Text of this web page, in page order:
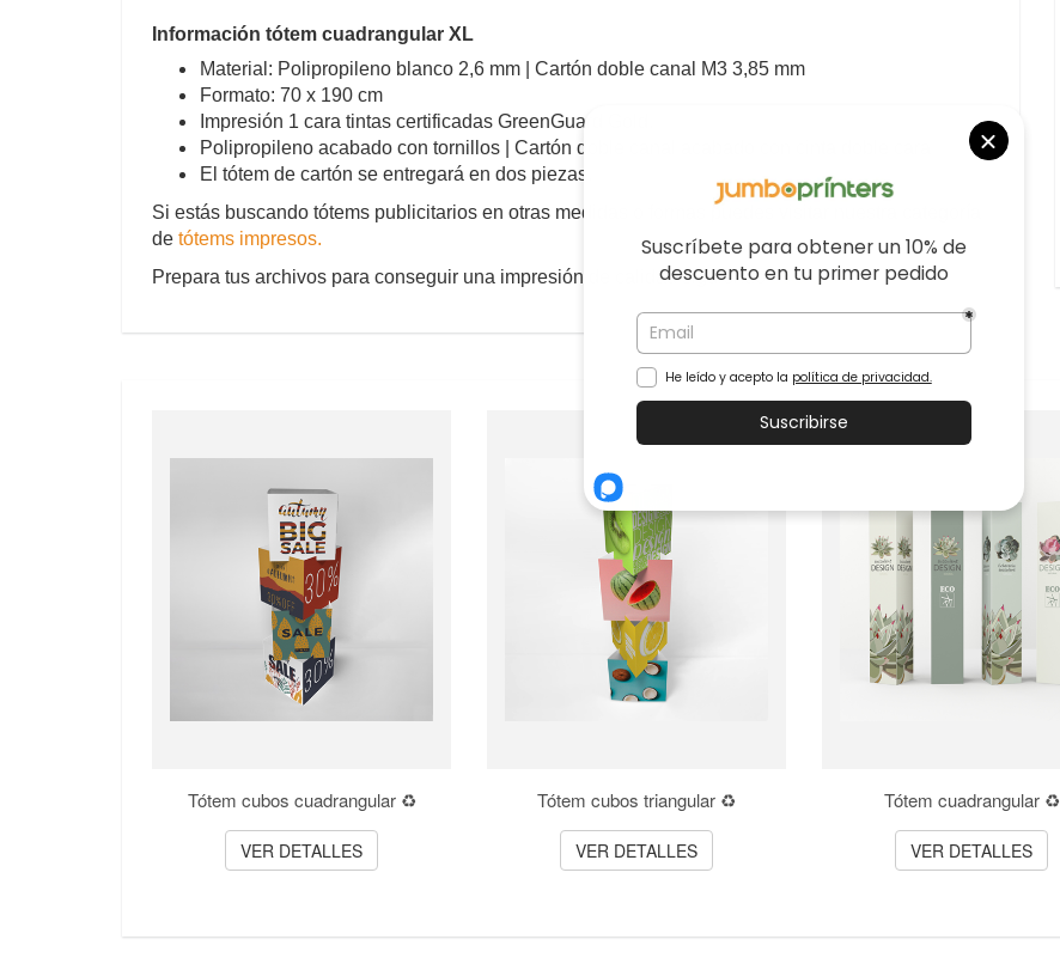
Información tótem cuadrangular XL
Material: Polipropileno blanco 2,6 mm | Cartón doble canal M3 3,85 mm
Formato: 70 x 190 cm
Impresión 1 cara tintas certificadas GreenGuard Gold.
Polipropileno acabado con tornillos | Cartón doble canal acabado con cinta doble cara
El tótem de cartón se entregará en dos piezas.
Si estás buscando tótems publicitarios en otras medidas o formas puedes visitar nuestra categoría
de tótems impresos.
Prepara tus archivos para conseguir una impresión de calidad siguiendoesta guía.
Tótem cubos cuadrangular ♻️
VER DETALLES
Tótem cubos triangular ♻️
VER DETALLES
Tótem cuadrangular ♻️
VER DETALLES